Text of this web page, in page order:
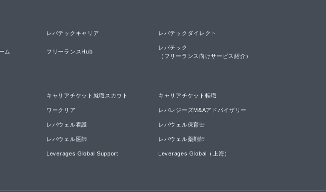
レバテックキャリア レバテックダイレクト
ム フリーランスHub
レバテック
（フリーランス向けサービス紹介）
キャリアチケット就職スカウト キャリアチケット転職
ワークリア レバレジーズM&Aアドバイザリー
レバウェル看護 レバウェル保育士
レバウェル医師 レバウェル薬剤師
Leverages Global Support Leverages Global（上海）